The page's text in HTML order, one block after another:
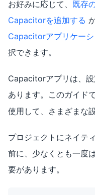
お好みに応じて、 既存
Capacitorを追加する
Capacitorアプリケー
択できます。
Capacitorアプリは、
あります。このガイドで
使用して、さまざまな
プロジェクトにネイテ
前に、少なくとも一度
要があります。